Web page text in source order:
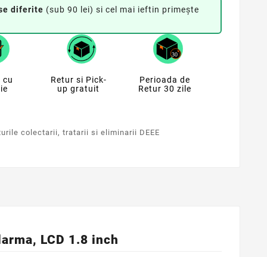
diferite (sub 90 lei) si cel mai ieftin primește
cu
Retur si Pick-
up gratuit
Perioada de
Retur 30 zile
colectarii, tratarii si eliminarii DEEE
LCD 1.8 inch